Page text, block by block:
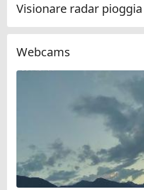
Visionare radar pioggia
Webcams